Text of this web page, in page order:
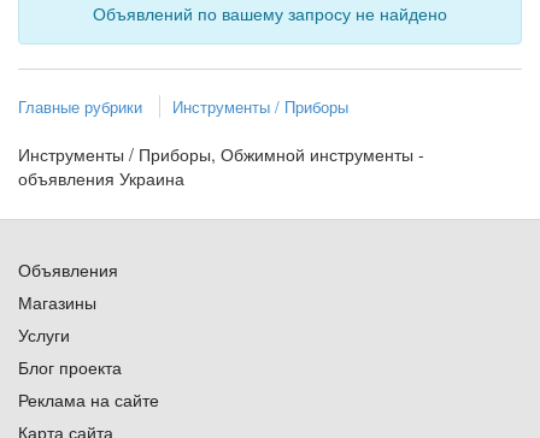
Объявлений по вашему запросу не найдено
Главные рубрики Инструменты / Приборы
Инструменты / Приборы, Обжимной инструменты -
объявления Украина
Объявления
Магазины
Услуги
Блог проекта
Реклама на сайте
Карта сайта